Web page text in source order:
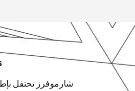
شارموفرز تحتفل